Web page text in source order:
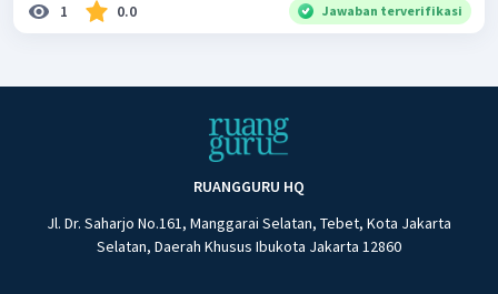
1 0.0 Jawaban terverifikasi
RUANGGURU HQ
Jl. Dr. Saharjo No.161, Manggarai Selatan, Tebet, Kota Jakarta
Selatan, Daerah Khusus Ibukota Jakarta 12860